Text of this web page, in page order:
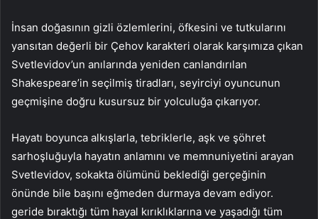
İnsan doğasının gizli özlemlerini, öfkesini ve tutkularını
yansıtan değerli bir Çehov karakteri olarak karşımıza çıkan
Svetlevidov’un anılarında yeniden canlandırılan
Shakespeare’in seçilmiş tiradları, seyirciyi oyuncunun
geçmişine doğru kusursuz bir yolculuğa çıkarıyor.
Hayatı boyunca alkışlarla, tebriklerle, aşk ve şöhret
sarhoşluğuyla hayatın anlamını ve memnuniyetini arayan
Svetlevidov, sokakta ölümünü beklediği gerçeğinin
önünde bile başını eğmeden durmaya devam ediyor.
geride bıraktığı tüm hayal kırıklıklarına ve yaşadığı tüm